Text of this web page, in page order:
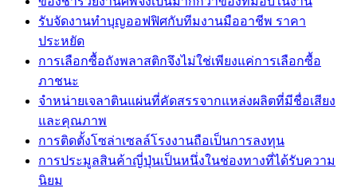
รับจัดงานทำบุญออฟฟิศกับทีมงานมืออาชีพ ราคา
ประหยัด
การเลือกซื้อถังพลาสติกจึงไม่ใช่เพียงแค่การเลือกซื้อ
ภาชนะ
จำหน่ายเจลาตินแผ่นที่คัดสรรจากแหล่งผลิตที่มีชื่อเสียง
และคุณภาพ
การติดตั้งโซล่าเซลล์โรงงานถือเป็นการลงทุน
การประมูลสินค้าญี่ปุ่นเป็นหนึ่งในช่องทางที่ได้รับความ
นิยม